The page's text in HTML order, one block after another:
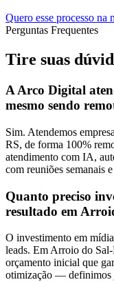
Quero esse processo na
Perguntas Frequentes
Tire suas
A Arco Digital
mesmo sendo
Sim. Atendemos
RS, de forma 100%
atendimento com IA,
com reuniões semanais
Quanto preciso
resultado em
O investimento em
leads. Em Arroio do
orçamento inicial que
otimização — definimos